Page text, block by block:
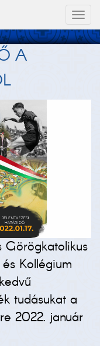
A
Görögkatolikus
Kollégium
tudásukat a
2022. január